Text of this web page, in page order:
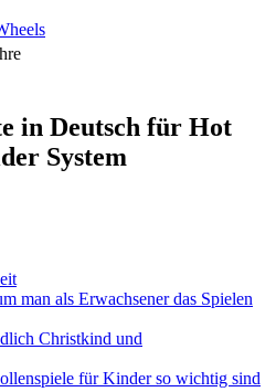
in Deutsch für Hot
System
man als Erwachsener das Spielen
Christkind und
für Kinder so wichtig sind